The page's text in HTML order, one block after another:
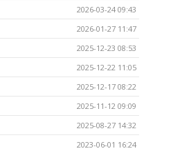
2026-03-24 09:43
2026-01-27 11:47
2025-12-23 08:53
2025-12-22 11:05
2025-12-17 08:22
2025-11-12 09:09
2025-08-27 14:32
2023-06-01 16:24